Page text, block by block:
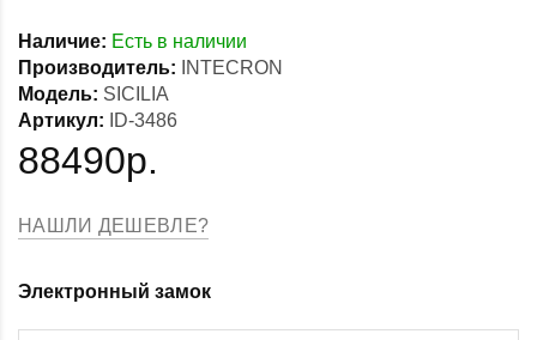
Наличие: Есть в наличии
Производитель:
INTECRON
Модель: SICILIA
Артикул: ID-3486
88490р.
НАШЛИ ДЕШЕВЛЕ?
Электронный замок